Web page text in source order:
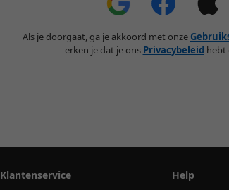
Als je doorgaat, ga je akkoord met onze
erken je dat je ons Privacybeleid hebt
Klantenservice Help